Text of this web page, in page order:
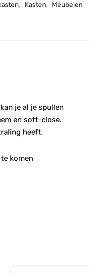
, Kasten, Meubelen
je al je spullen
en soft-close.
heeft.
komen